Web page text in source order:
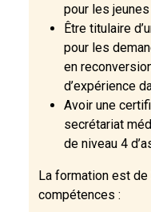
pour les
Être titulaire
pour les
en
d’expérience
Avoir une
secrétariat
de niveau 4
La formation est
compétences :